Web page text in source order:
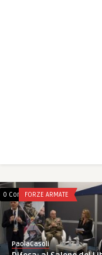
0 CommentsFORZE ARMATE
PaolaCasoli